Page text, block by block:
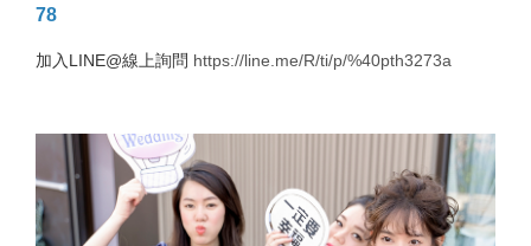
78
加入LINE@線上詢問 https://line.me/R/ti/p/%40pth3273a